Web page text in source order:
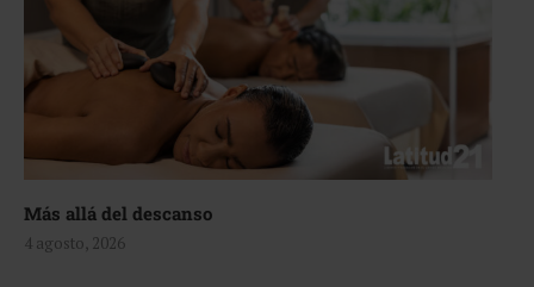
Más allá del descanso
4 agosto, 2026